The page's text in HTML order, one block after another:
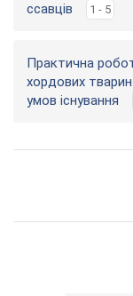
ссавців
1 - 5
Практична
хордових
умов існування